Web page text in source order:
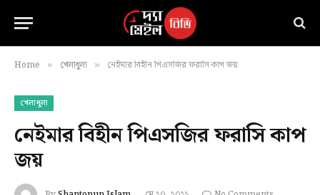
Home » খেলাধুলা » নেইমার বিহীন পিএসজির ফরাসি কাপ জয়
খেলাধুলা
নেইমার বিহীন পিএসজির ফরাসি কাপ
জয়